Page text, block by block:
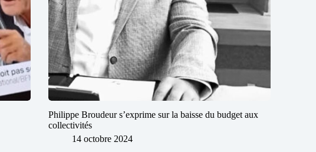
Philippe Broudeur s’exprime sur la baisse du budget aux
collectivités
14 octobre 2024